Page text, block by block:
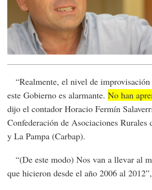
“Realmente, el nivel de
este Gobierno es alarmante. No han
dijo el contador Horacio Fermín
Confederación de Asociaciones Rurales
y La Pampa (Carbap).
“(De este modo) Nos van a llevar al
que hicieron desde el año 2006 al